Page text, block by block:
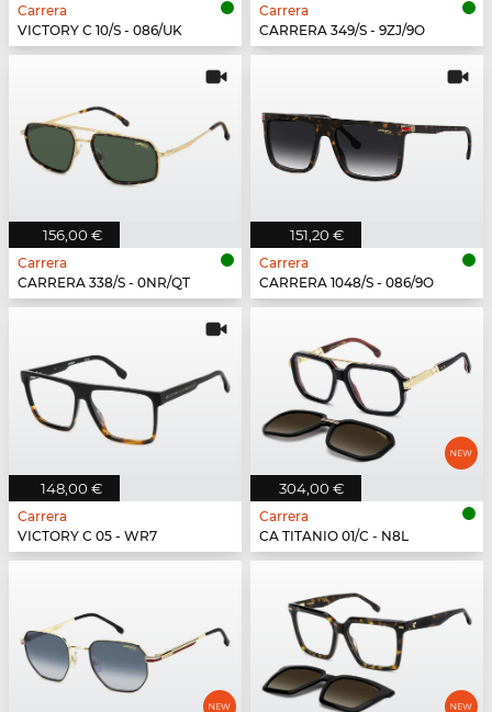
Carrera
VICTORY C 10/S - 086/UK
Carrera
CARRERA 349/S - 9ZJ/9O
156,00 €
Carrera
CARRERA 338/S - 0NR/QT
151,20 €
Carrera
CARRERA 1048/S - 086/9O
148,00 €
Carrera
VICTORY C 05 - WR7
304,00 €
Carrera
CA TITANIO 01/C - N8L